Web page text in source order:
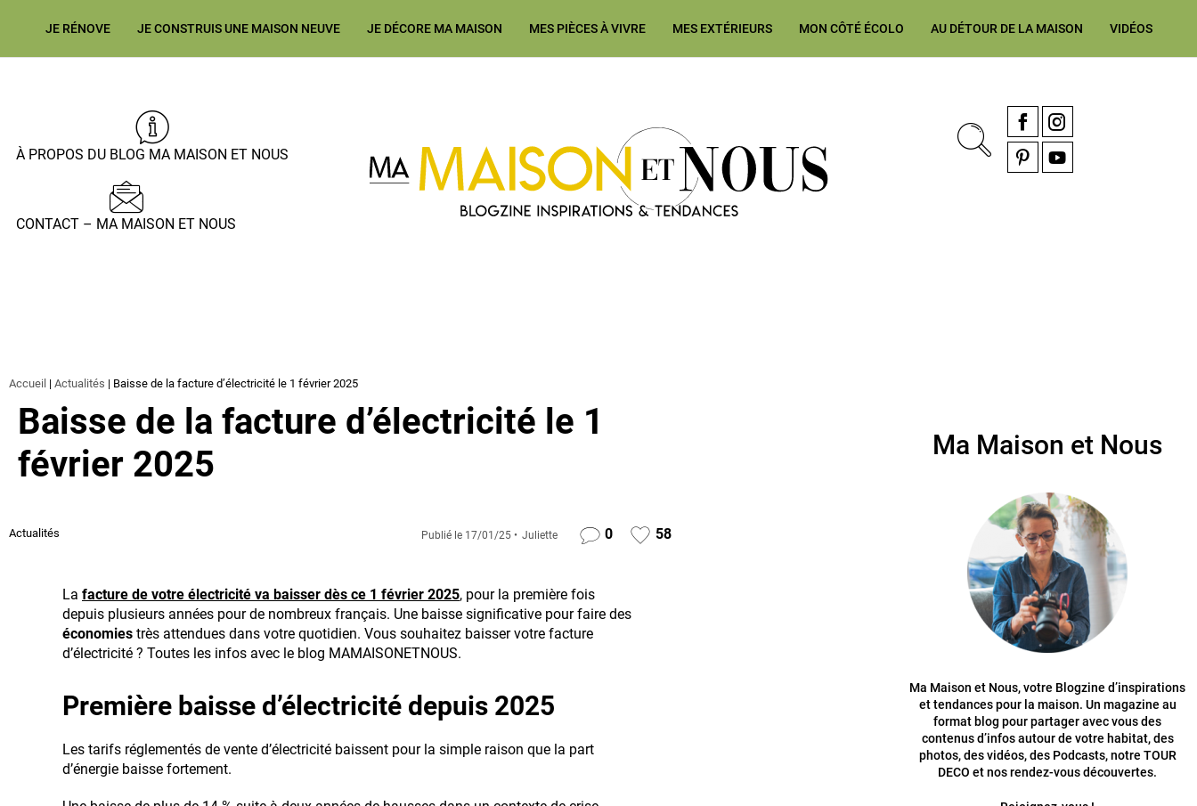
JE RÉNOVE JE CONSTRUIS UNE MAISON NEUVE JE DÉCORE MA MAISON MES PIÈCES À VIVRE MES EXTÉRIEURS MON CÔTÉ ÉCOLO AU DÉTOUR DE LA MAISON VIDÉOS
Ma Maison et Nous Construction, rénovation & décoration Alsace, Franche-Comté
À PROPOS DU BLOG MA MAISON ET NOUS
CONTACT – MA MAISON ET NOUS
FacebookInstagram
Accueil | Actualités | Baisse de la facture d’électricité le 1 février 2025
Baisse de la facture d’électricité le 1
février 2025
Actualités Publié le 17/01/25 Juliette 0 58
La facture de votre électricité va baisser dès ce 1 février 2025, pour la première fois
depuis plusieurs années pour de nombreux français. Une baisse significative pour faire des
économies très attendues dans votre quotidien. Vous souhaitez baisser votre facture
d’électricité ? Toutes les infos avec le blog MAMAISONETNOUS.
Première baisse d’électricité depuis 2025
Les tarifs réglementés de vente d’électricité baissent pour la simple raison que la part
d’énergie baisse fortement.
Ma Maison et Nous
Ma Maison et Nous, votre Blogzine d’inspirations
et tendances pour la maison. Un magazine au
format blog pour partager avec vous des
contenus d’infos autour de votre habitat, des
photos, des vidéos, des Podcasts, notre TOUR
DECO et nos rendez-vous découvertes.